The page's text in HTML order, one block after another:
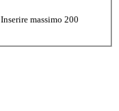
Inserire massimo 200